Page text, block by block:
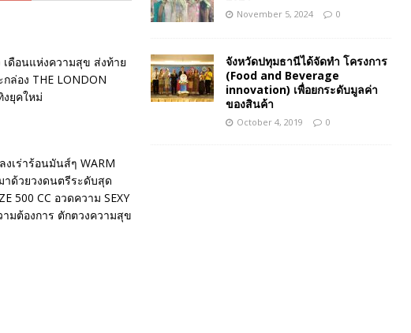
ดือนแห่งความสุข ส่งท้าย
ล่อง THE LONDON
ยุคใหม่
งเร่าร้อนมันส์ๆ WARM
ด้วยวงดนตรีระดับสุด
500 CC อวดความ SEXY
มต้องการ ตักตวงความสุข
November 5, 2024 0
จังหวัดปทุมธานีได้จัดทำ โครงการ
(Food and Beverage
innovation) เพื่อยกระดับมูลค่า
ของสินค้า
October 4, 2019 0